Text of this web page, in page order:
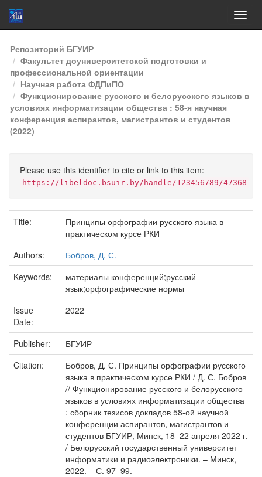
Skip
navigation
Репозиторий БГУИР
Факультет доуниверситетской подготовки и
профессиональной ориентации
Научная работа ФДПиПО
Функционирование русского и белорусского языков в
условиях информатизации общества : 58-я научная
конференция аспирантов, магистрантов и студентов
(2022)
Please use this identifier to cite or link to this item:
https://libeldoc.bsuir.by/handle/123456789/47368
Title:
Принципы орфографии русского языка в
практическом курсе РКИ
Authors:
Бобров, Д. С.
Keywords:
материалы конференций;русский
язык;орфографические нормы
Issue
Date:
2022
Publisher:
БГУИР
Citation:
Бобров, Д. С. Принципы орфографии русского
языка в практическом курсе РКИ / Д. С. Бобров
// Функционирование русского и белорусского
языков в условиях информатизации общества
: сборник тезисов докладов 58-ой научной
конференции аспирантов, магистрантов и
студентов БГУИР, Минск, 18–22 апреля 2022 г.
/ Белорусский государственный университет
информатики и радиоэлектроники. – Минск,
2022. – С. 97–99.